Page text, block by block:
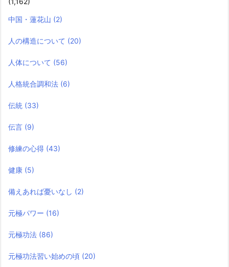
中国・蓮花山 (2)
人の構造について (20)
人体について (56)
人格統合調和法 (6)
伝統 (33)
伝言 (9)
修練の心得 (43)
健康 (5)
備えあれば憂いなし (2)
元極パワー (16)
元極功法 (86)
元極功法習い始めの頃 (20)